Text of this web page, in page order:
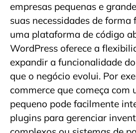
empresas pequenas e
suas necessidades de forma
uma plataforma de código
WordPress oferece a
expandir a funcionalidade
que o negócio evolui. Por
commerce que começa com
pequeno pode facilmente
plugins para gerenciar